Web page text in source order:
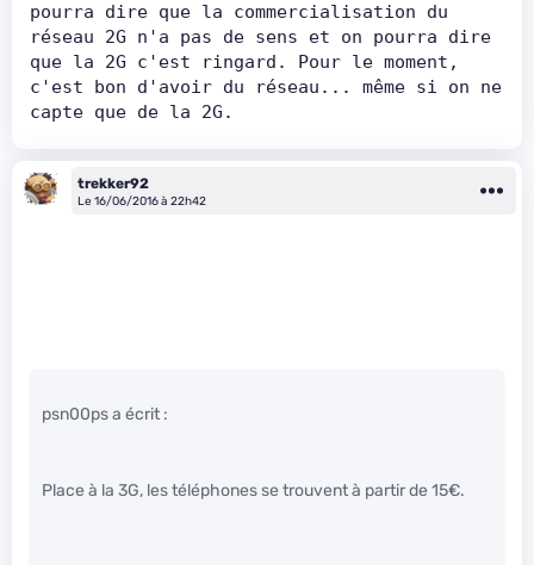
pourra dire que la commercialisation du
réseau 2G n'a pas de sens et on pourra dire
que la 2G c'est ringard. Pour le moment,
c'est bon d'avoir du réseau... même si on ne
capte que de la 2G.
trekker92
Le 16/06/2016 à 22h42
psn00ps a écrit :
Place à la 3G, les téléphones se trouvent à partir de 15€.